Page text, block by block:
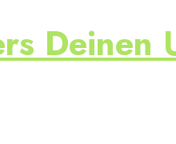
Deinen